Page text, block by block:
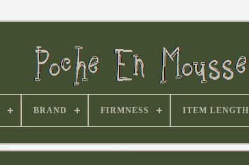
BRAND FIRMNESS ITEM LENGTH